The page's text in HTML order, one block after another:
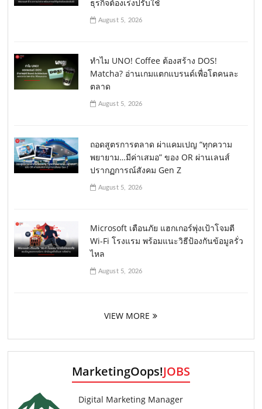
ธุรกิจต้องเร่งปรับใช้
August 5, 2026
ทำไม UNO! Coffee ต้องสร้าง DOS!
Matcha? อ่านเกมแตกแบรนด์เพื่อโตคนละ
ตลาด
August 5, 2026
ถอดสูตรการตลาด ผ่าแคมเปญ “ทุกความ
พยายาม…มีค่าเสมอ” ของ OR ผ่านเลนส์
ปรากฏการณ์สังคม Gen Z
August 5, 2026
Microsoft เตือนภัย แฮกเกอร์พุ่งเป้าโจมตี
Wi-Fi โรงแรม พร้อมแนะวิธีป้องกันข้อมูลรั่ว
ไหล
August 5, 2026
VIEW MORE
MarketingOops!JOBS
Digital Marketing Manager